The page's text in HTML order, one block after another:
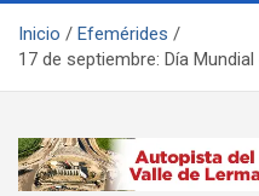
Inicio
Efemérides
17 de septiembre: Día